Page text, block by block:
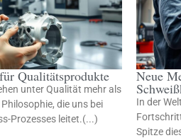
Qualitätsprodukte
unter Qualität mehr als
die uns bei
Prozesses leitet.(...)
Neue
In der
Spitze